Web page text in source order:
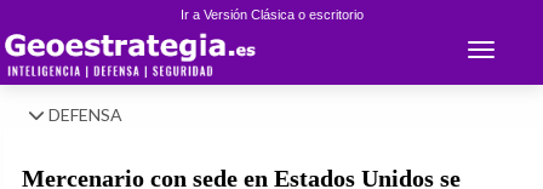
Ir a Versión Clásica o escritorio
Toggle
DEFENSA
Mercenario con sede en Estados Unidos se